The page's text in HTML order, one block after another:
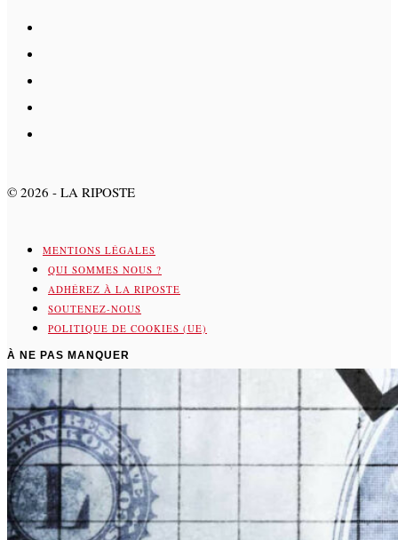
© 2026 - LA RIPOSTE
MENTIONS LÉGALES
QUI SOMMES NOUS ?
ADHÉREZ À LA RIPOSTE
SOUTENEZ-NOUS
POLITIQUE DE COOKIES (UE)
À NE PAS MANQUER